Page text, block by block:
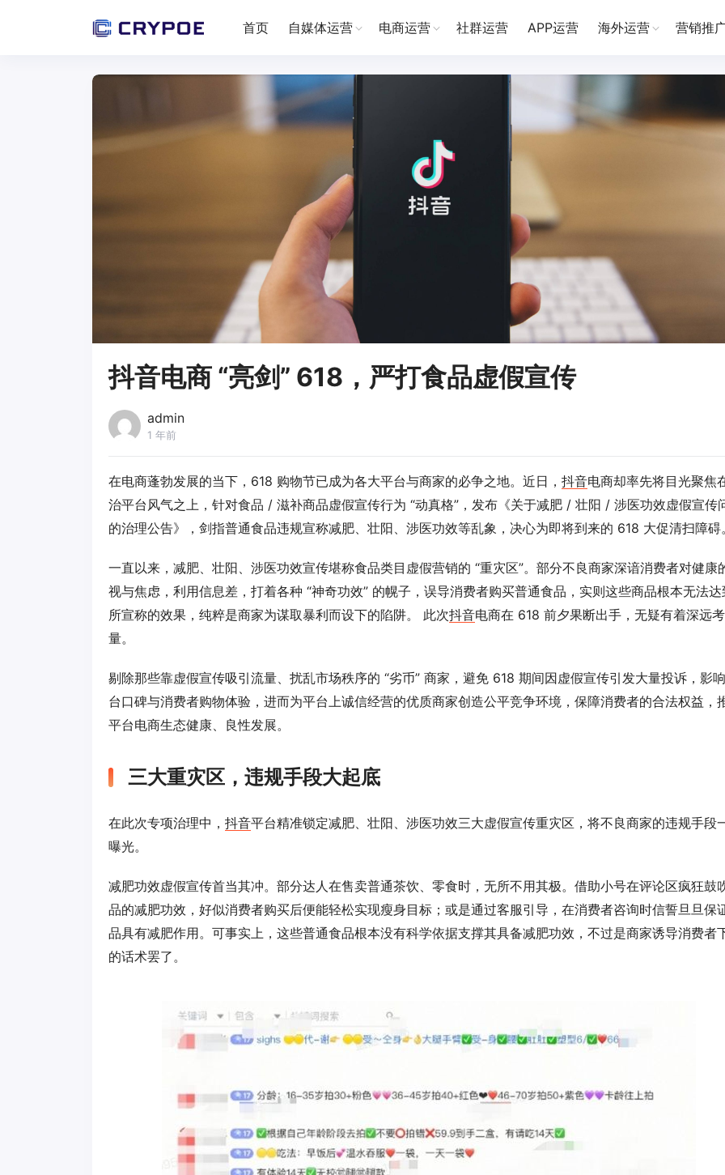
首页 自媒体运营 电商运营 社群运营 APP运营 海外运营 营销推
抖音电商 “亮剑” 618，严打食品虚假宣传
admin
1 年前
在电商蓬勃发展的当下，618 购物节已成为各大平台与商家的必争之地。近日， 抖音电商却率先将目光聚焦
治平台风气之上，针对食品 / 滋补商品虚假宣传行为 “动真格”，发布《关于减肥 / 壮阳 / 涉医功效虚假宣传
的治理公告》，剑指普通食品违规宣称减肥、壮阳、涉医功效等乱象，决心为即将到来的 618 大促清扫障碍。
一直以来，减肥、壮阳、涉医功效宣传堪称食品类目虚假营销的 “重灾区”。部分不良商家深谙消费者对健康
视与焦虑，利用信息差，打着各种 “神奇功效” 的幌子，误导消费者购买普通食品，实则这些商品根本无法达
所宣称的效果，纯粹是商家为谋取暴利而设下的陷阱。 此次抖音电商在 618 前夕果断出手，无疑有着深远考
量。
剔除那些靠虚假宣传吸引流量、扰乱市场秩序的 “劣币” 商家，避免 618 期间因虚假宣传引发大量投诉，影
台口碑与消费者购物体验，进而为平台上诚信经营的优质商家创造公平竞争环境，保障消费者的合法权益，
平台电商生态健康、良性发展。
三大重灾区，违规手段大起底
在此次专项治理中， 抖音平台精准锁定减肥、壮阳、涉医功效三大虚假宣传重灾区，将不良商家的违规手段
曝光。
减肥功效虚假宣传首当其冲。部分达人在售卖普通茶饮、零食时，无所不用其极。借助小号在评论区疯狂鼓
品的减肥功效，好似消费者购买后便能轻松实现瘦身目标；或是通过客服引导，在消费者咨询时信誓旦旦保
品具有减肥作用。可事实上，这些普通食品根本没有科学依据支撑其具备减肥功效，不过是商家诱导消费者
的话术罢了。